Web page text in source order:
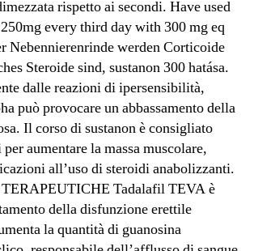
rispetto ai secondi. Have used
every third day with 300 mg eq
Nebennierenrinde werden Corticoide
Steroide sind, sustanon 300 hatása.
dalle reazioni di ipersensibilità,
può provocare un abbassamento della
Il corso di sustanon è consigliato
aumentare la massa muscolare,
all’uso di steroidi anabolizzanti.
Tadalafil TEVA è
della disfunzione erettile
la quantità di guanosina